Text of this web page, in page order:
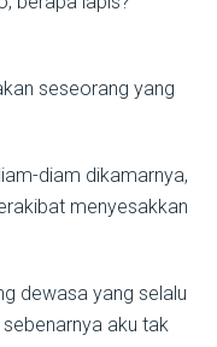
seseorang yang
diam dikamarnya,
menyesakkan
dewasa yang selalu
aku tak